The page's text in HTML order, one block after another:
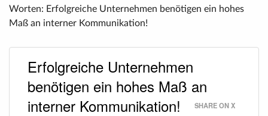
Worten: Erfolgreiche Unternehmen benötigen ein hohes
Maß an interner Kommunikation!
Erfolgreiche Unternehmen
benötigen ein hohes Maß an
interner Kommunikation!
SHARE ON X